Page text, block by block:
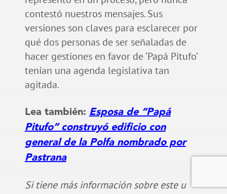
contestó nuestros mensajes. Sus
versiones son claves para esclarecer por
qué dos personas de ser señaladas de
hacer gestiones en favor de ‘Papá Pitufo’
tenían una agenda legislativa tan
agitada.
Lea también: Esposa de “Papá
Pitufo” construyó edificio con
general de la Polfa nombrado por
Pastrana
Si tiene más información sobre este u